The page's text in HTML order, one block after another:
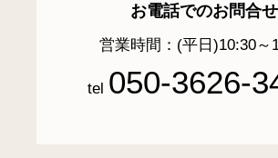
お電話でのお問合せ
営業時間：(平日)10:30～
tel 050-3626-